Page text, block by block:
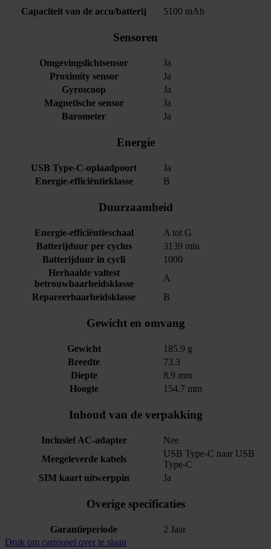
Capaciteit van de accu/batterij 5100 mAh
Sensoren
Omgevingslichtsensor
Ja
Proximity sensor
Ja
Gyroscoop
Ja
Magnetische sensor
Ja
Barometer
Ja
Energie
USB Type-C-oplaadpoort
Ja
Energie-efficiëntieklasse
B
Duurzaamheid
Energie-efficiëntieschaal
A tot G
Batterijduur per cyclus
3139 min
Batterijduur in cycli
1000
Herhaalde valtest
betrouwbaarheidsklasse
A
Repareerbaarheidsklasse
B
Gewicht en omvang
Gewicht
185.9 g
Breedte
73.3
Diepte
8.9 mm
Hoogte
154.7 mm
Inhoud van de verpakking
Inclusief AC-adapter
Nee
Meegeleverde kabels
USB Type-C naar USB
Type-C
SIM kaart uitwerppin
Ja
Overige specificaties
Garantieperiode
2 Jaar
Druk om carrousel over te slaan